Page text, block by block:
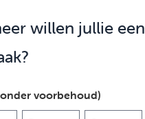
willen jullie een
voorbehoud)